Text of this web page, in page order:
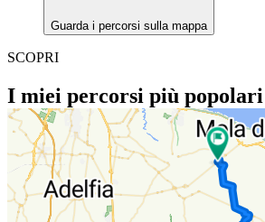
Guarda i percorsi sulla mappa
SCOPRI
I miei percorsi più popolari